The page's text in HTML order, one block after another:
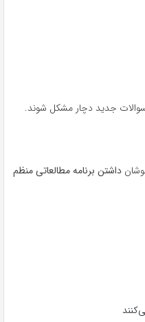
جدید دچار مشکل شوند.
داشتن برنامه مطالعاتی منظم